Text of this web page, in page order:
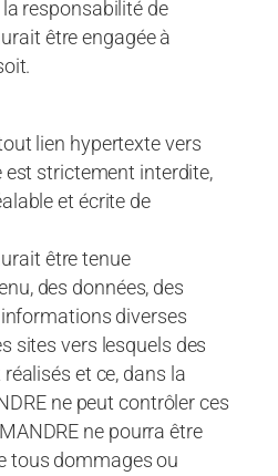
responsabilité de
être engagée à
lien hypertexte vers
strictement interdite,
et écrite de
être tenue
des données, des
diverses
sites vers lesquels des
et ce, dans la
ne peut contrôler ces
ne pourra être
tous dommages ou